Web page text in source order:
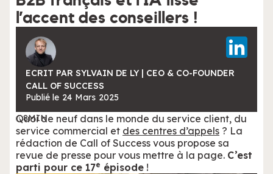
l’accent des conseillers !
ECRIT PAR SYLVAIN DE LY | CEO & CO-FOUNDER
CALL OF SUCCESS
Publié le 24 Mars 2025
8MIN
Quoi de neuf dans le monde du service client, du
service commercial et des centres d’appels ? La
rédaction de Call of Success vous propose sa
revue de presse pour vous mettre à la page. C’est
parti pour ce 17e épisode !